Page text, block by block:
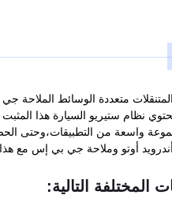
واسعة من التطبيقات،وحتى
أوتو وملاحة جي بي إس مع
المختلفة التالية: